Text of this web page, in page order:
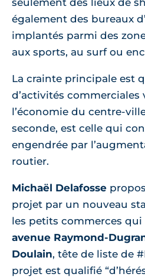
également des bureaux
implantés parmi des
aux sports, au surf ou
La crainte principale est
d’activités commerciales
l’économie du centre-
seconde, est celle qui
engendrée par
routier.
Michaël Delafosse
projet par un nouveau
les petits commerces qui
avenue Raymond-
Doulain, tête de liste de
projet est qualifié